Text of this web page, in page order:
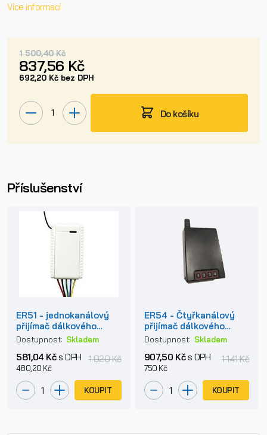
Více informací
1 500,40 Kč
837,56 Kč
692,20 Kč bez DPH
Do košíku
Příslušenství
ER51 - jednokanálový
přijímač dálkového
ovládání 433Mhz
Dostupnost: Skladem
581,04 Kčs DPH
480,20 Kč
1 020 Kč
KOUPIT
ER54 - Čtyřkanálový
přijímač dálkového
ovládání 433Mhz
Dostupnost: Skladem
907,50 Kčs DPH
750 Kč
1 141 Kč
KOUPIT